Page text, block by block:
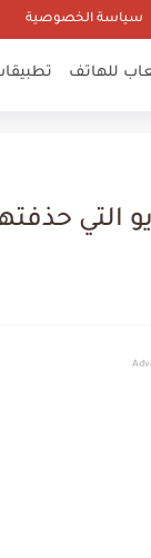
سياسة الخصوصية
للهاتف
التي